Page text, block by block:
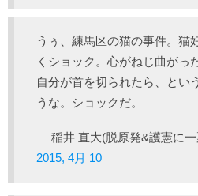
うぅ、練馬区の猫の事件。猫
くショック。心がねじ曲がっ
自分が首を切られたら、とい
うな。ショックだ。
— 稲井 直大(脱原発&護憲に一
2015, 4月 10